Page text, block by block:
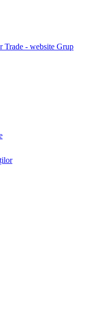
Trade - website Grup